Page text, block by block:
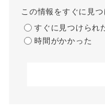
この情報をすぐに見
すぐに見つけられ
時間がかかった